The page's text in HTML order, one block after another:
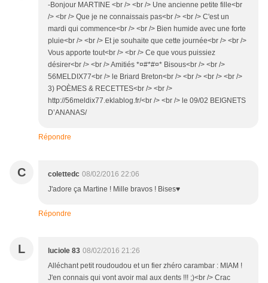
-Bonjour MARTINE <br /> <br /> Une ancienne petite fille<br
/> <br /> Que je ne connaissais pas<br /> <br /> C'est un
mardi qui commence<br /> <br /> Bien humide avec une forte
pluie<br /> <br /> Et je souhaite que cette journée<br /> <br />
Vous apporte tout<br /> <br /> Ce que vous puissiez
désirer<br /> <br /> Amitiés *¤#*#¤* Bisous<br /> <br />
56MELDIX77<br /> le Briard Breton<br /> <br /> <br /> <br />
3) POÈMES & RECETTES<br /> <br />
http://56meldix77.eklablog.fr/<br /> <br /> le 09/02 BEIGNETS
D’ANANAS/
Répondre
C colettedc 08/02/2016 22:06
J'adore ça Martine ! Mille bravos ! Bises♥
Répondre
L luciole 83 08/02/2016 21:26
Alléchant petit roudoudou et un fier zhéro carambar : MIAM !
J'en connais qui vont avoir mal aux dents !!! ;)<br /> Crac